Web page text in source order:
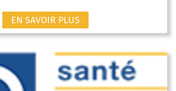
EN SAVOIR PLUS